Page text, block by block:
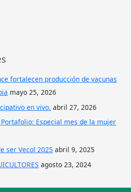
fortalecen producción de vacunas
mayo 25, 2026
en vivo. abril 27, 2026
Portafolio: Especial mes de la mujer
ser Vecol 2025 abril 9, 2025
agosto 23, 2024